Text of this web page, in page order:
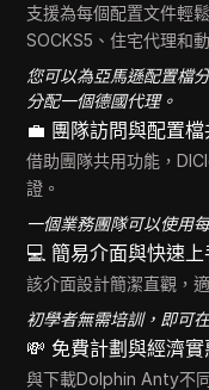
支援為每個配置文件輕
SOCKS5、住宅代理和
您可以為亞馬遜配置檔
分配一個德國代理。
💼 團隊訪問與配置檔
借助團隊共用功能，
證。
一個業務團隊可以使用
💻 簡易介面與快速上
該介面設計簡潔直觀，
初學者無需培訓，即可
💸 免費計劃與經濟
與下載Dolphin Anty不